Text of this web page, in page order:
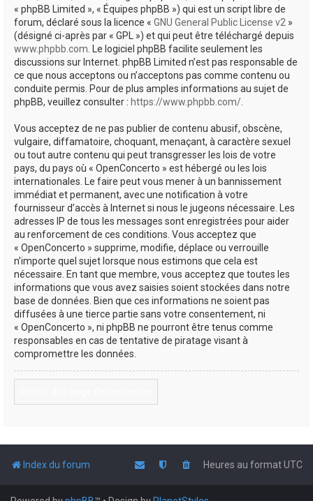
« phpBB Limited », « Équipes phpBB ») qui est un script libre de
forum, déclaré sous la licence « GNU General Public License v2 »
(désigné ci-après par « GPL ») et qui peut être téléchargé depuis
www.phpbb.com. Le logiciel phpBB facilite seulement les
discussions sur Internet. phpBB Limited n’est pas responsable de
ce que nous acceptons ou n’acceptons pas comme contenu ou
conduite permis. Pour de plus amples informations au sujet de
phpBB, veuillez consulter : https://www.phpbb.com/.
Vous acceptez de ne pas publier de contenu abusif, obscène,
vulgaire, diffamatoire, choquant, menaçant, à caractère sexuel
ou tout autre contenu qui peut transgresser les lois de votre
pays, du pays où « OpenConcerto » est hébergé ou les lois
internationales. Le faire peut vous mener à un bannissement
immédiat et permanent, avec une notification à votre
fournisseur d’accès à Internet si nous le jugeons nécessaire. Les
adresses IP de tous les messages sont enregistrées pour aider
au renforcement de ces conditions. Vous acceptez que
« OpenConcerto » supprime, modifie, déplace ou verrouille
n’importe quel sujet lorsque nous estimons que cela est
nécessaire. En tant que membre, vous acceptez que toutes les
informations que vous avez saisies soient stockées dans notre
base de données. Bien que ces informations ne soient pas
diffusées à une tierce partie sans votre consentement, ni
« OpenConcerto », ni phpBB ne pourront être tenus comme
responsables en cas de tentative de piratage visant à
compromettre les données.
Index du forum Heures au formatUTC